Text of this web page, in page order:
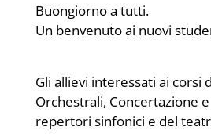
Buongiorno a tutti.
Un benvenuto ai nuovi
Gli allievi interessati ai corsi
Orchestrali, Concertazione
repertori sinfonici e del